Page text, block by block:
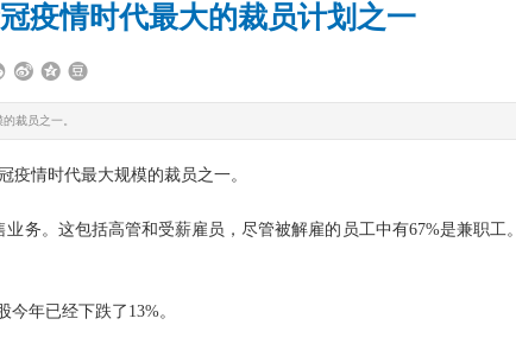
疫情时代最大的裁员计划之一
裁员之一。
疫情时代最大规模的裁员之一。
务。这包括高管和受薪雇员，尽管被解雇的员工中有67%是兼职工。
年已经下跌了13%。